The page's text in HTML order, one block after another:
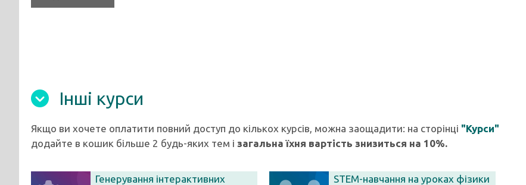
Інші курси
Якщо ви хочете оплатити повний доступ до кількох курсів, можна заощадити: на сторінці "Курси"
додайте в кошик більше 2 будь-яких тем і загальна їхня вартість знизиться на 10%.
Генерування інтерактивних
STEM-навчання на уроках фізики